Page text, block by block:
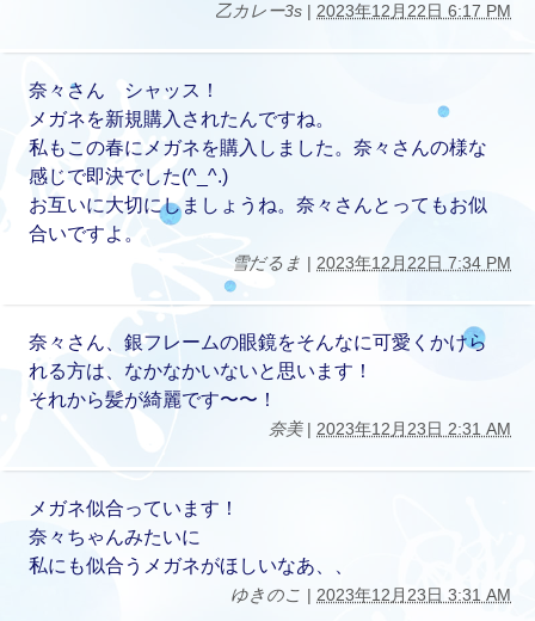
乙カレー3s | 2023年12月22日 6:17 PM
奈々さん シャッス！
メガネを新規購入されたんですね。
私もこの春にメガネを購入しました。奈々さんの様な
感じで即決でした(^_^.)
お互いに大切にしましょうね。奈々さんとってもお似
合いですよ。
雪だるま | 2023年12月22日 7:34 PM
奈々さん、銀フレームの眼鏡をそんなに可愛くかけら
れる方は、なかなかいないと思います！
それから髪が綺麗です〜〜！
奈美| 2023年12月23日 2:31 AM
メガネ似合っています！
奈々ちゃんみたいに
私にも似合うメガネがほしいなあ、、
ゆきのこ | 2023年12月23日 3:31 AM